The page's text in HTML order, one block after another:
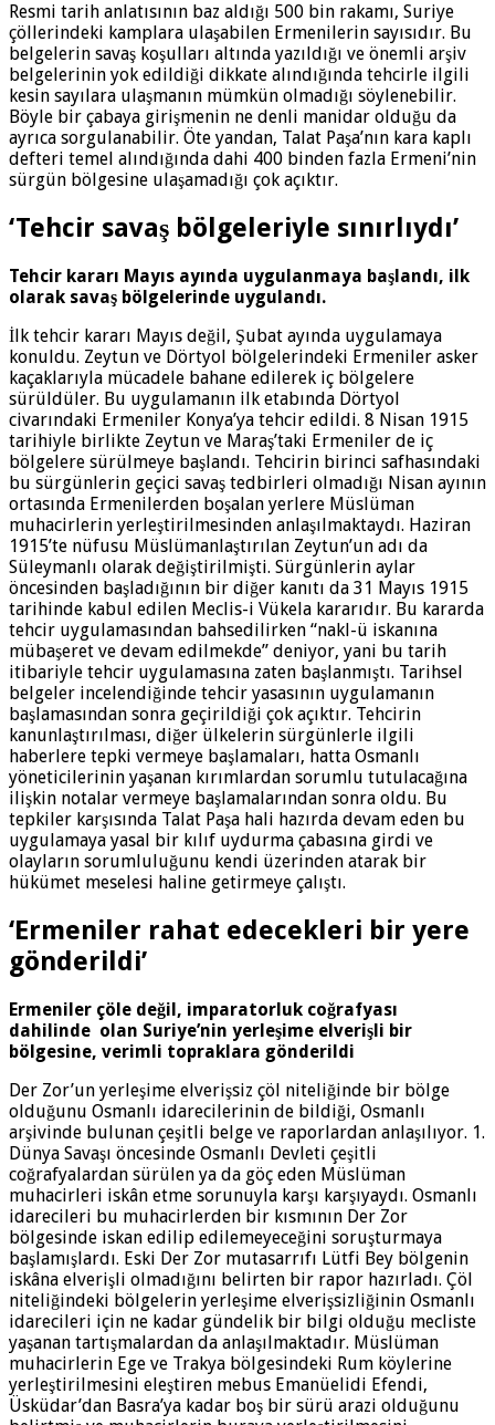
Resmi tarih anlatısının baz aldığı 500 bin rakamı, Suriye
çöllerindeki kamplara ulaşabilen Ermenilerin sayısıdır. Bu
belgelerin savaş koşulları altında yazıldığı ve önemli arşiv
belgelerinin yok edildiği dikkate alındığında tehcirle ilgili
kesin sayılara ulaşmanın mümkün olmadığı söylenebilir.
Böyle bir çabaya girişmenin ne denli manidar olduğu da
ayrıca sorgulanabilir. Öte yandan, Talat Paşa’nın kara kaplı
defteri temel alındığında dahi 400 binden fazla Ermeni’nin
sürgün bölgesine ulaşamadığı çok açıktır.
‘Tehcir savaş bölgeleriyle sınırlıydı’
Tehcir kararı Mayıs ayında uygulanmaya başlandı, ilk
olarak savaş bölgelerinde uygulandı.
İlk tehcir kararı Mayıs değil, Şubat ayında uygulamaya
konuldu. Zeytun ve Dörtyol bölgelerindeki Ermeniler asker
kaçaklarıyla mücadele bahane edilerek iç bölgelere
sürüldüler. Bu uygulamanın ilk etabında Dörtyol
civarındaki Ermeniler Konya’ya tehcir edildi. 8 Nisan 1915
tarihiyle birlikte Zeytun ve Maraş’taki Ermeniler de iç
bölgelere sürülmeye başlandı. Tehcirin birinci safhasındaki
bu sürgünlerin geçici savaş tedbirleri olmadığı Nisan ayının
ortasında Ermenilerden boşalan yerlere Müslüman
muhacirlerin yerleştirilmesinden anlaşılmaktaydı. Haziran
1915’te nüfusu Müslümanlaştırılan Zeytun’un adı da
Süleymanlı olarak değiştirilmişti. Sürgünlerin aylar
öncesinden başladığının bir diğer kanıtı da 31 Mayıs 1915
tarihinde kabul edilen Meclis-i Vükela kararıdır. Bu kararda
tehcir uygulamasından bahsedilirken “nakl-ü iskanına
mübaşeret ve devam edilmekde” deniyor, yani bu tarih
itibariyle tehcir uygulamasına zaten başlanmıştı. Tarihsel
belgeler incelendiğinde tehcir yasasının uygulamanın
başlamasından sonra geçirildiği çok açıktır. Tehcirin
kanunlaştırılması, diğer ülkelerin sürgünlerle ilgili
haberlere tepki vermeye başlamaları, hatta Osmanlı
yöneticilerinin yaşanan kırımlardan sorumlu tutulacağına
ilişkin notalar vermeye başlamalarından sonra oldu. Bu
tepkiler karşısında Talat Paşa hali hazırda devam eden bu
uygulamaya yasal bir kılıf uydurma çabasına girdi ve
olayların sorumluluğunu kendi üzerinden atarak bir
hükümet meselesi haline getirmeye çalıştı.
‘Ermeniler rahat edecekleri bir yere
gönderildi’
Ermeniler çöle değil, imparatorluk coğrafyası
dahilinde olan Suriye’nin yerleşime elverişli bir
bölgesine, verimli topraklara gönderildi
Der Zor’un yerleşime elverişsiz çöl niteliğinde bir bölge
olduğunu Osmanlı idarecilerinin de bildiği, Osmanlı
arşivinde bulunan çeşitli belge ve raporlardan anlaşılıyor. 1.
Dünya Savaşı öncesinde Osmanlı Devleti çeşitli
coğrafyalardan sürülen ya da göç eden Müslüman
muhacirleri iskân etme sorunuyla karşı karşıyaydı. Osmanlı
idarecileri bu muhacirlerden bir kısmının Der Zor
bölgesinde iskan edilip edilemeyeceğini soruşturmaya
başlamışlardı. Eski Der Zor mutasarrıfı Lütfi Bey bölgenin
iskâna elverişli olmadığını belirten bir rapor hazırladı. Çöl
niteliğindeki bölgelerin yerleşime elverişsizliğinin Osmanlı
idarecileri için ne kadar gündelik bir bilgi olduğu mecliste
yaşanan tartışmalardan da anlaşılmaktadır. Müslüman
muhacirlerin Ege ve Trakya bölgesindeki Rum köylerine
yerleştirilmesini eleştiren mebus Emanüelidi Efendi,
Üsküdar’dan Basra’ya kadar boş bir sürü arazi olduğunu